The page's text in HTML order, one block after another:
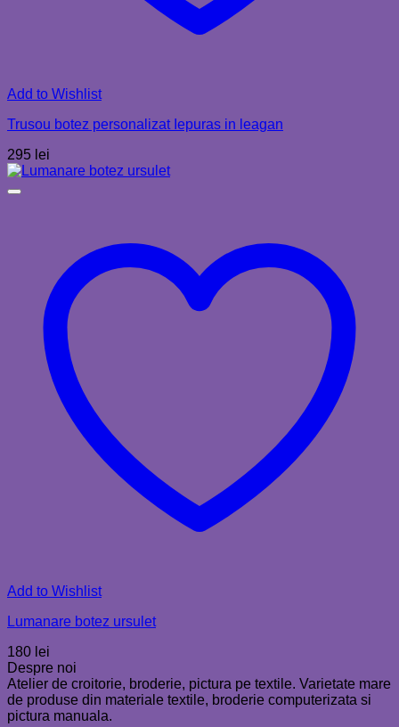
Add to Wishlist
Trusou botez personalizat Iepuras in leagan
295 lei
Add to Wishlist
Lumanare botez ursulet
180 lei
Despre noi
Atelier de croitorie, broderie, pictura pe textile. Varietate mare
de produse din materiale textile, broderie computerizata si
pictura manuala.